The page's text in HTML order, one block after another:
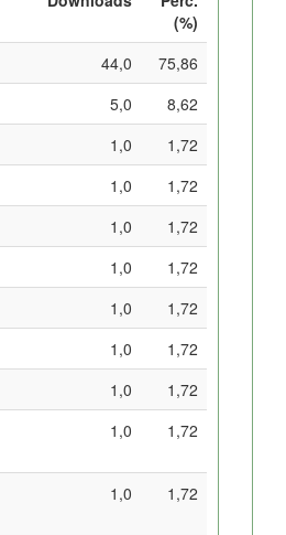
(%)
44,0
75,86
5,0
8,62
1,0
1,72
1,0
1,72
1,0
1,72
1,0
1,72
1,0
1,72
1,0
1,72
1,0
1,72
1,0 1,72
1,0 1,72